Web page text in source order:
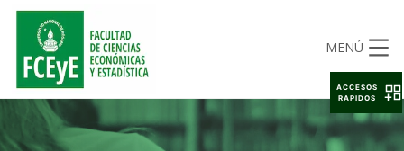
MENÚ
ACCESOS
RAPIDOS